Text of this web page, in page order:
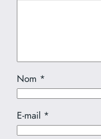
Nom *
E-mail *